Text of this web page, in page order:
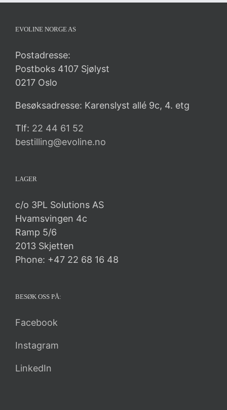
EVOLINE NORGE AS
Postadresse:
Postboks 4107 Sjølyst
0217 Oslo
Besøksadresse: Karenslyst allé 9c, 4. etg
Tlf: 22 44 61 52
bestilling@evoline.no
LAGER
c/o 3PL Solutions AS
Hvamsvingen 4c
Ramp 5/6
2013 Skjetten
Phone: +47 22 68 16 48
BESØK OSS PÅ:
Facebook
Instagram
LinkedIn